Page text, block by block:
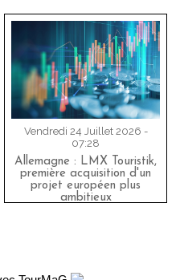
Vendredi 24 Juillet 2026 -
07:28
Allemagne : LMX Touristik,
première acquisition d'un
projet européen plus
ambitieux